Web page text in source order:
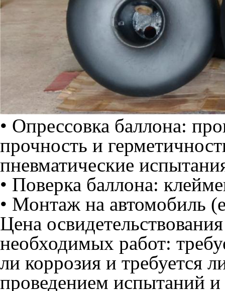
• Опрессовка баллона:
прочность и
пневматические
• Поверка баллона:
• Монтаж на автомобиль
Цена
необходимых работ:
ли коррозия и требуется
проведением испытаний и